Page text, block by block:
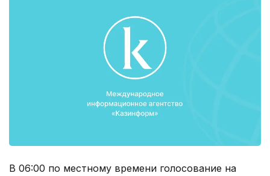
В 06:00 по местному времени голосование на